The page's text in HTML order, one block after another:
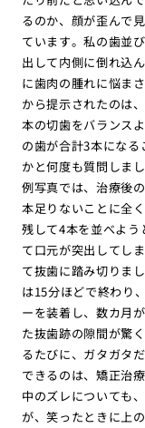
るのか、顔が歪んで
ています。私の歯並
出して内側に倒れ込
に歯肉の腫れに悩ま
から提示されたのは
本の切歯をバランス
の歯が合計3本にな
かと何度も質問しま
例写真では、治療後
本足りないことに全
残して4本を並べよ
て口元が突出してし
て抜歯に踏み切りま
は15分ほどで終わり
ーを装着し、数カ月
た抜歯跡の隙間が驚
るたびに、ガタガタ
できるのは、矯正治
中のズレについても
が、笑ったときに上